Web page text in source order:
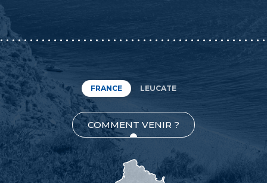
FRANCE LEUCATE
COMMENT VENIR ?